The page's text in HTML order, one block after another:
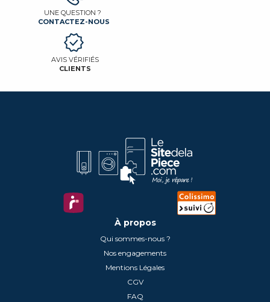
UNE QUESTION ?
CONTACTEZ-NOUS
AVIS VÉRIFIÉS
CLIENTS
À propos
Qui sommes-nous ?
Nos engagements
Mentions Légales
CGV
FAQ